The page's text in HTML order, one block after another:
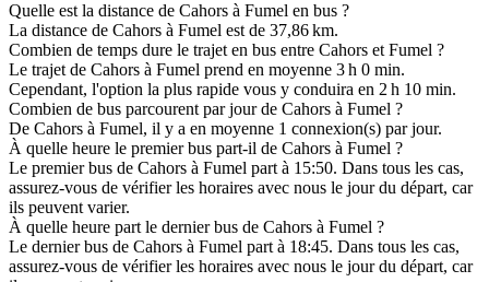
Quelle est la distance de Cahors à Fumel en bus ?
La distance de Cahors à Fumel est de 37,86 km.
Combien de temps dure le trajet en bus entre Cahors et Fumel ?
Le trajet de Cahors à Fumel prend en moyenne 3 h 0 min.
Cependant, l'option la plus rapide vous y conduira en 2 h 10 min.
Combien de bus parcourent par jour de Cahors à Fumel ?
De Cahors à Fumel, il y a en moyenne 1 connexion(s) par jour.
À quelle heure le premier bus part-il de Cahors à Fumel ?
Le premier bus de Cahors à Fumel part à 15:50. Dans tous les cas,
assurez-vous de vérifier les horaires avec nous le jour du départ, car
ils peuvent varier.
À quelle heure part le dernier bus de Cahors à Fumel ?
Le dernier bus de Cahors à Fumel part à 18:45. Dans tous les cas,
assurez-vous de vérifier les horaires avec nous le jour du départ, car